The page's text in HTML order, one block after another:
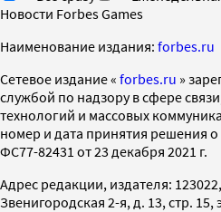
Новости Forbes Games
Наименование издания: forbes.ru
Cетевое издание « forbes.ru »
службой по надзору в сфере
технологий и массовых
номер и дата принятия решения
ФС77-82431 от 23 декабря 2021 г.
Адрес редакции, издателя:
Звенигородская 2-я, д. 13, стр. 15,